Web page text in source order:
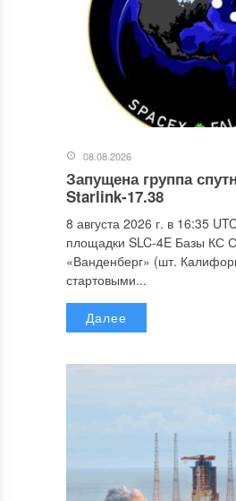
08.08.2026
Запущена группа
Starlink-17.38
8 августа 2026 г. в 16:35
площадки SLC-4E Базы КС
«Ванденберг» (шт.
стартовыми...
Далее